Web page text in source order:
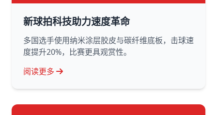
新球拍科技助力速度革命
多国选手使用纳米涂层胶皮与碳纤维底板，击球速
度提升20%，比赛更具观赏性。
阅读更多